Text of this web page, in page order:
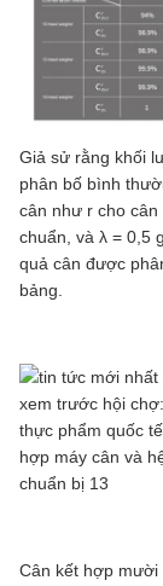
Giả sử rằng khối
phân bố bình
cân như r cho
chuẩn, và λ = 0,5
quả cân được
bảng.
Cân kết hợp